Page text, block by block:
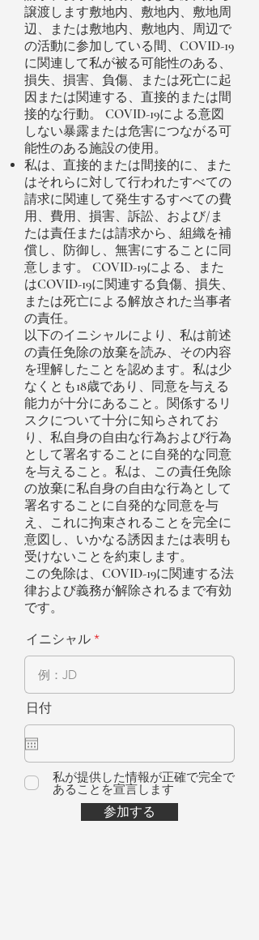
譲渡します敷地内、敷地内、敷地周
辺、または敷地内、敷地内、周辺で
の活動に参加している間、COVID-19
に関連して私が被る可能性のある、
損失、損害、負傷、または死亡に起
因または関連する、直接的または間
接的な行動。 COVID-19による意図
しない暴露または危害につながる可
能性のある施設の使用。
私は、直接的または間接的に、また
はそれらに対して行われたすべての
請求に関連して発生するすべての費
用、費用、損害、訴訟、および/ま
たは責任または請求から、組織を補
償し、防御し、無害にすることに同
意します。 COVID-19による、また
はCOVID-19に関連する負傷、損失、
または死亡による解放された当事者
の責任。
以下のイニシャルにより、私は前述
の責任免除の放棄を読み、その内容
を理解したことを認めます。私は少
なくとも18歳であり、同意を与える
能力が十分にあること。関係するリ
スクについて十分に知らされてお
り、私自身の自由な行為および行為
として署名することに自発的な同意
を与えること。私は、この責任免除
の放棄に私自身の自由な行為として
署名することに自発的な同意を与
え、これに拘束されることを完全に
意図し、いかなる誘因または表明も
受けないことを約束します。
この免除は、COVID-19に関連する法
律および義務が解除されるまで有効
です。
イニシャル
日付
私が提供した情報が正確で完全で
あることを宣言します
参加する